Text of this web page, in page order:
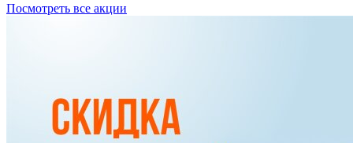
Посмотреть все акции